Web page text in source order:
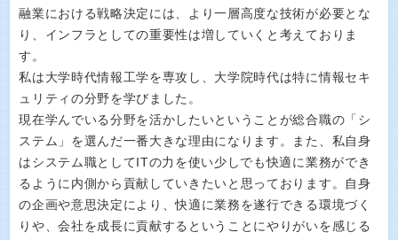
融業における戦略決定には、より一層高度な技術が必要とな
り、インフラとしての重要性は増していくと考えておりま
す。
私は大学時代情報工学を専攻し、大学院時代は特に情報セキ
ュリティの分野を学びました。
現在学んでいる分野を活かしたいということが総合職の「シ
ステム」を選んだ一番大きな理由になります。また、私自身
はシステム職としてITの力を使い少しでも快適に業務ができ
るように内側から貢献していきたいと思っております。自身
の企画や意思決定により、快適に業務を遂行できる環境づく
りや、会社を成長に貢献するということにやりがいを感じる